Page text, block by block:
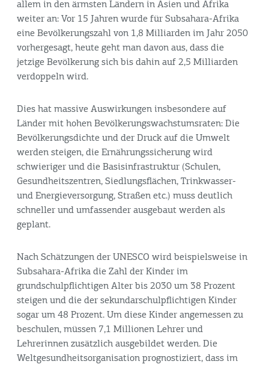
allem in den ärmsten Ländern in Asien und Afrika
weiter an: Vor 15 Jahren wurde für Subsahara-Afrika
eine Bevölkerungszahl von 1,8 Milliarden im Jahr 2050
vorhergesagt, heute geht man davon aus, dass die
jetzige Bevölkerung sich bis dahin auf 2,5 Milliarden
verdoppeln wird.
Dies hat massive Auswirkungen insbesondere auf
Länder mit hohen Bevölkerungswachstumsraten: Die
Bevölkerungsdichte und der Druck auf die Umwelt
werden steigen, die Ernährungssicherung wird
schwieriger und die Basisinfrastruktur (Schulen,
Gesundheitszentren, Siedlungsflächen, Trinkwasser-
und Energieversorgung, Straßen etc.) muss deutlich
schneller und umfassender ausgebaut werden als
geplant.
Nach Schätzungen der UNESCO wird beispielsweise in
Subsahara-Afrika die Zahl der Kinder im
grundschulpflichtigen Alter bis 2030 um 38 Prozent
steigen und die der sekundarschulpflichtigen Kinder
sogar um 48 Prozent. Um diese Kinder angemessen zu
beschulen, müssen 7,1 Millionen Lehrer und
Lehrerinnen zusätzlich ausgebildet werden. Die
Weltgesundheitsorganisation prognostiziert, dass im